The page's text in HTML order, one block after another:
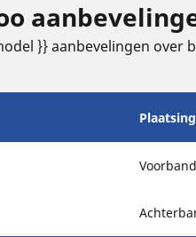
}} aanbevelingen over
Plaatsing
Voorband